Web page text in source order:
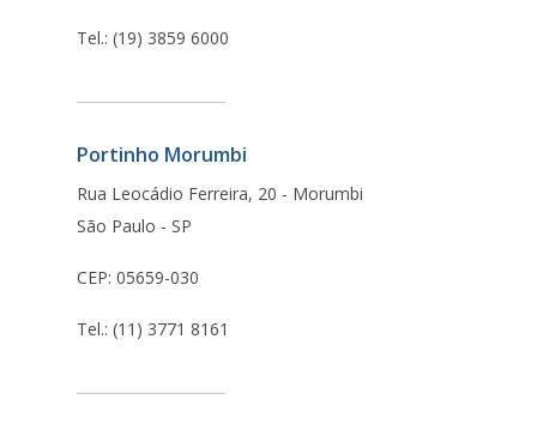
Tel.: (19) 3859 6000
Portinho Morumbi
Rua Leocádio Ferreira, 20 - Morumbi
São Paulo - SP
CEP: 05659-030
Tel.: (11) 3771 8161